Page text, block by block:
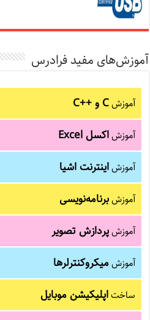
آموزش‌های مفید فرادرس
آموزشC و C++‎
آموزشاکسل Excel
آموزشاینترنت اشیا
آموزشبرنامه‌نویسی
آموزشپردازش تصویر
آموزشمیکروکنترلرها
ساختاپلیکیشن موبایل